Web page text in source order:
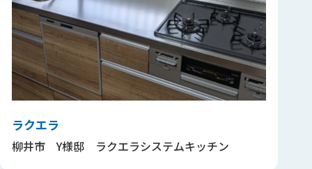
ラクエラ
柳井市 Y様邸 ラクエラシステムキッチン